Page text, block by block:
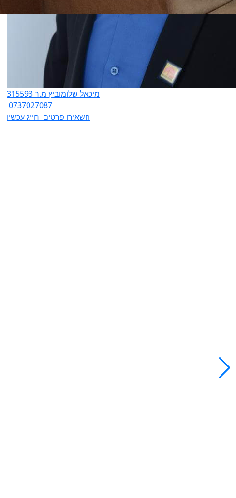
מיכאל שלומוביץ מ.ר 315593
0737027087
השאירו פרטים חייג עכשיו